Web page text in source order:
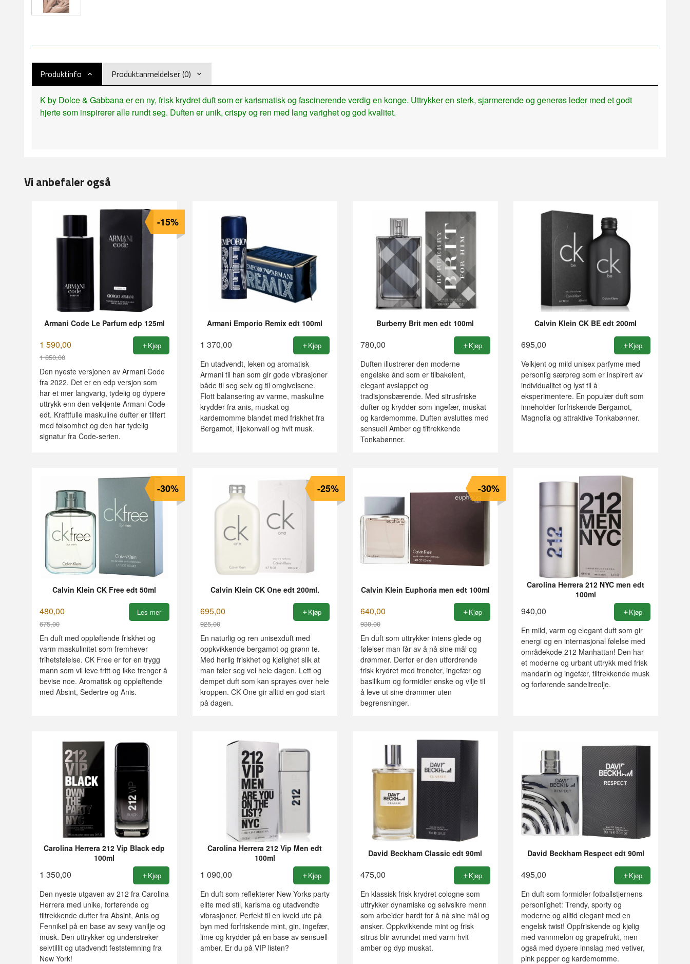
Produktinfo Produktanmeldelser (0)
K by Dolce & Gabbana er en ny, frisk krydret duft som er karismatisk og fascinerende verdig en konge. Uttrykker en sterk, sjarmerende og generøs leder med et godt
hjerte som inspirerer alle rundt seg. Duften er unik, crispy og ren med lang varighet og god kvalitet.
Vi anbefaler også
Armani Code Le Parfum edp 125ml
1 590,00
1 850,00
Rabatt
-15%
Kjøp
Den nyeste versjonen av Armani Code
fra 2022. Det er en edp versjon som
har et mer langvarig, tydelig og dypere
uttrykk enn den velkjente Armani Code
edt. Kraftfulle maskuline dufter er tilført
med følsomhet og den har tydelig
signatur fra Code-serien.
Armani Emporio Remix edt 100ml
1 370,00 Kjøp
En utadvendt, leken og aromatisk
Armani til han som gir gode vibrasjoner
både til seg selv og til omgivelsene.
Flott balansering av varme, maskuline
krydder fra anis, muskat og
kardemomme blandet med friskhet fra
Bergamot, liljekonvall og hvit musk.
Burberry Brit men edt 100ml
780,00 Kjøp
Duften illustrerer den moderne
engelske ånd som er tilbakelent,
elegant avslappet og
tradisjonsbærende. Med sitrusfriske
dufter og krydder som ingefær, muskat
og kardemomme. Duften avsluttes med
sensuell Amber og tiltrekkende
Tonkabønner.
Calvin Klein CK BE edt 200ml
695,00 Kjøp
Velkjent og mild unisex parfyme med
personlig særpreg som er inspirert av
individualitet og lyst til å
eksperimentere. En populær duft som
inneholder forfriskende Bergamot,
Magnolia og attraktive Tonkabønner.
Calvin Klein CK Free edt 50ml
480,00
675,00
Rabatt
-30%
Les mer
En duft med oppløftende friskhet og
varm maskulinitet som fremhever
frihetsfølelse. CK Free er for en trygg
mann som vil leve fritt og ikke trenger å
bevise noe. Aromatisk og oppløftende
med Absint, Sedertre og Anis.
Calvin Klein CK One edt 200ml.
695,00
925,00
Rabatt
-25%
Kjøp
En naturlig og ren unisexduft med
oppkvikkende bergamot og grønn te.
Med herlig friskhet og kjølighet slik at
man føler seg vel hele dagen. Lett og
dempet duft som kan sprayes over hele
kroppen. CK One gir alltid en god start
på dagen.
Calvin Klein Euphoria men edt 100ml
640,00
930,00
Rabatt
-30%
Kjøp
En duft som uttrykker intens glede og
følelser man får av å nå sine mål og
drømmer. Derfor er den utfordrende
frisk krydret med trenoter, ingefær og
basilikum og formidler ønske og vilje til
å leve ut sine drømmer uten
begrensninger.
Carolina Herrera 212 NYC men edt
100ml
940,00 Kjøp
En mild, varm og elegant duft som gir
energi og en internasjonal følelse med
områdekode 212 Manhattan! Den har
et moderne og urbant uttrykk med frisk
mandarin og ingefær, tiltrekkende musk
og forførende sandeltreolje.
Carolina Herrera 212 Vip Black edp
100ml
1 350,00 Kjøp
Den nyeste utgaven av 212 fra Carolina
Herrera med unike, forførende og
tiltrekkende dufter fra Absint, Anis og
Fennikel på en base av sexy vanilje og
musk. Den uttrykker og understreker
selvtillit og utadvendt feststemning fra
New York!
Carolina Herrera 212 Vip Men edt
100ml
1 090,00 Kjøp
En duft som reflekterer New Yorks party
elite med stil, karisma og utadvendte
vibrasjoner. Perfekt til en kveld ute på
byn med forfriskende mint, gin, ingefær,
lime og krydder på en base av sensuell
amber. Er du på VIP listen?
David Beckham Classic edt 90ml
475,00 Kjøp
En klassisk frisk krydret cologne som
uttrykker dynamiske og selvsikre menn
som arbeider hardt for å nå sine mål og
ønsker. Oppkvikkende mint og frisk
sitrus blir avrundet med varm hvit
amber og dyp muskat.
David Beckham Respect edt 90ml
495,00 Kjøp
En duft som formidler fotballstjernens
personlighet: Trendy, sporty og
moderne og alltid elegant med en
engelsk twist! Oppfriskende og kjølig
med vannmelon og grapefrukt, men
også med dypere innslag med vetiver,
pink pepper og kardemomme.